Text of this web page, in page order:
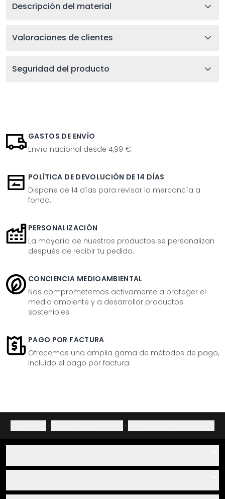
Descripción del material
Valoraciones de clientes
Seguridad del producto
GASTOS DE ENVÍO
Envío nacional desde 4,99 €.
POLÍTICA DE DEVOLUCIÓN DE 14 DÍAS
Dispone de 14 días para revisar la mercancía a
fondo.
PERSONALIZACIÓN
La mayoría de nuestros productos se personalizan
después de recibir tu pedido.
CONCIENCIA MEDIOAMBIENTAL
Nos comprometemos activamente a proteger el
medio ambiente y a desarrollar productos
sostenibles.
PAGO POR FACTURA
Ofrecemos una amplia gama de métodos de pago,
incluido el pago por factura.
· ·
Sobre nosotros